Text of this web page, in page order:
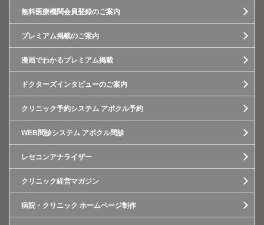
無料医療機関会員登録のご案内
プレミアム掲載のご案内
漫画でわかるプレミアム掲載
ドクターズインタビューのご案内
クリニック予約システム アポクル予約
WEB問診システム アポクル問診
レセコンアナライザー
クリニック経営マガジン
病院・クリニック ホームページ制作